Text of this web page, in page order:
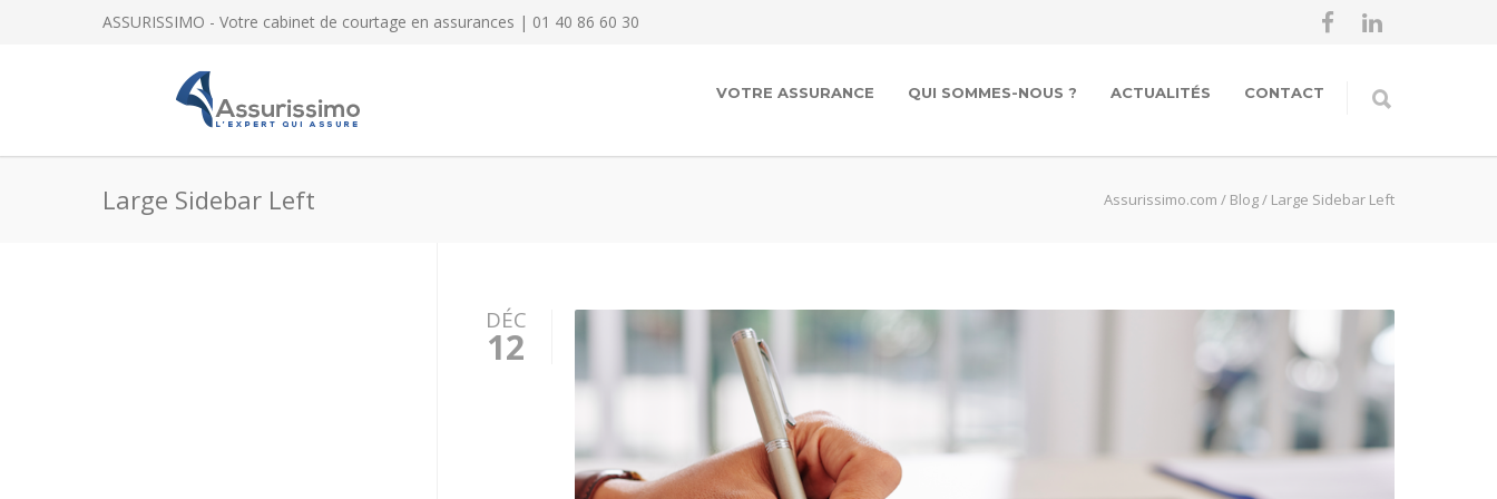
ASSURISSIMO - Votre cabinet de courtage en assurances | 01 40 86 60 30
VOTRE ASSURANCE QUI SOMMES-NOUS ? ACTUALITÉS CONTACT
Large Sidebar Left Assurissimo.com / Blog/ Large Sidebar Left
DÉC
12